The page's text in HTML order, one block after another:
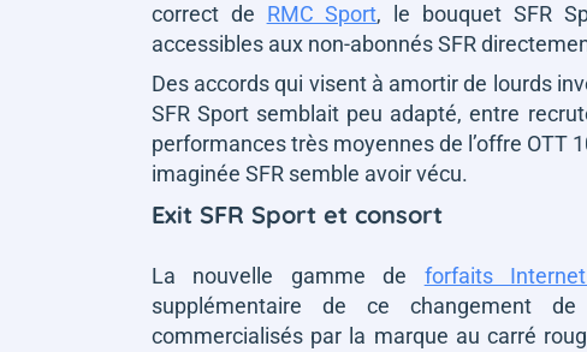
correct de RMC Sport, le bouquet SFR
accessibles aux non-abonnés SFR
Des accords qui visent à amortir de lourds
SFR Sport semblait peu adapté, entre
performances très moyennes de l’offre OTT
imaginée SFR semble avoir vécu.
Exit SFR Sport et consort
La nouvelle gamme de forfaits
supplémentaire de ce changement
commercialisés par la marque au carré